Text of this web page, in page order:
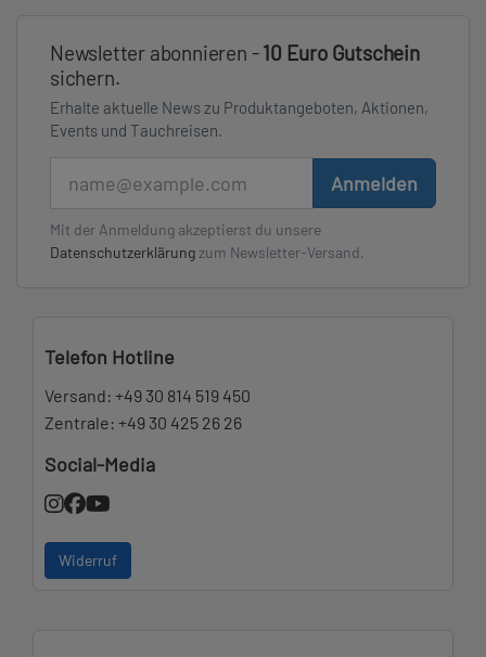
Newsletter abonnieren -10 Euro Gutschein
sichern.
Erhalte aktuelle News zu Produktangeboten, Aktionen,
Events und Tauchreisen.
Anmelden
Mit der Anmeldung akzeptierst du unsere
Datenschutzerklärung zum Newsletter-Versand.
Telefon Hotline
Versand: +49 30 814 519 450
Zentrale: +49 30 425 26 26
Social-Media
Widerruf